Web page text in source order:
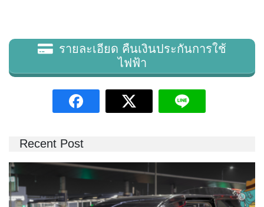
รายละเอียด คืนเงินประกันการใช้
ไฟฟ้า
Recent Post